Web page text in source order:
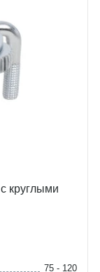
круглыми
75 - 120